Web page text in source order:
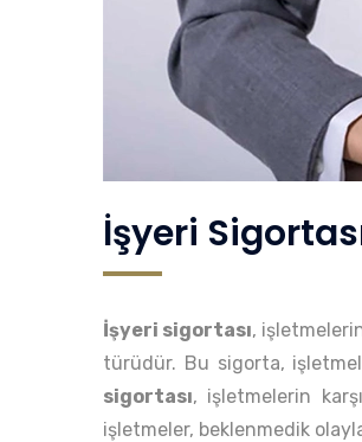
İşyeri
İşyeri sigortası,
türüdür. Bu sigorta,
sigortası, işletmelerin
işletmeler, beklenmedik